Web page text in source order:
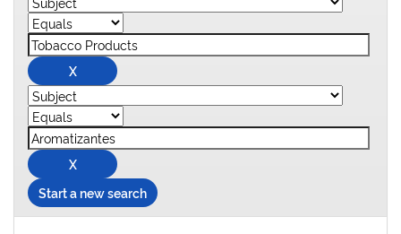
Start a new search